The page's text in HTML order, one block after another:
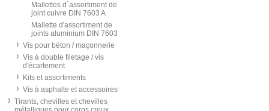
Mallettes d´assortiment de
joint cuivre DIN 7603 A
Mallette d'assortiment de
joints aluminium DIN 7603
Vis pour béton / maçonnerie
Vis à double filetage / vis
d'écartement
Kits et assortiments
Vis à asphalte et accessoires
Tirants, chevilles et chevilles